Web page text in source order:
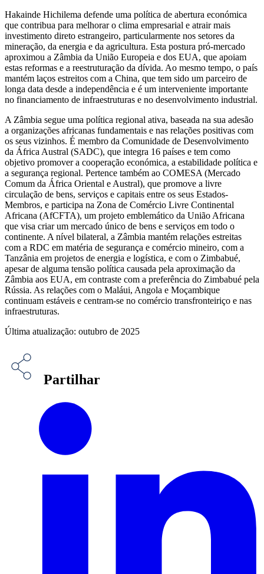
Hakainde Hichilema defende uma política de abertura económica
que contribua para melhorar o clima empresarial e atrair mais
investimento direto estrangeiro, particularmente nos setores da
mineração, da energia e da agricultura. Esta postura pró-mercado
aproximou a Zâmbia da União Europeia e dos EUA, que apoiam
estas reformas e a reestruturação da dívida. Ao mesmo tempo, o país
mantém laços estreitos com a China, que tem sido um parceiro de
longa data desde a independência e é um interveniente importante
no financiamento de infraestruturas e no desenvolvimento industrial.
A Zâmbia segue uma política regional ativa, baseada na sua adesão
a organizações africanas fundamentais e nas relações positivas com
os seus vizinhos. É membro da Comunidade de Desenvolvimento
da África Austral (SADC), que integra 16 países e tem como
objetivo promover a cooperação económica, a estabilidade política e
a segurança regional. Pertence também ao COMESA (Mercado
Comum da África Oriental e Austral), que promove a livre
circulação de bens, serviços e capitais entre os seus Estados-
Membros, e participa na Zona de Comércio Livre Continental
Africana (AfCFTA), um projeto emblemático da União Africana
que visa criar um mercado único de bens e serviços em todo o
continente. A nível bilateral, a Zâmbia mantém relações estreitas
com a RDC em matéria de segurança e comércio mineiro, com a
Tanzânia em projetos de energia e logística, e com o Zimbabué,
apesar de alguma tensão política causada pela aproximação da
Zâmbia aos EUA, em contraste com a preferência do Zimbabué pela
Rússia. As relações com o Maláui, Angola e Moçambique
continuam estáveis e centram-se no comércio transfronteiriço e nas
infraestruturas.
Última atualização: outubro de 2025
Partilhar